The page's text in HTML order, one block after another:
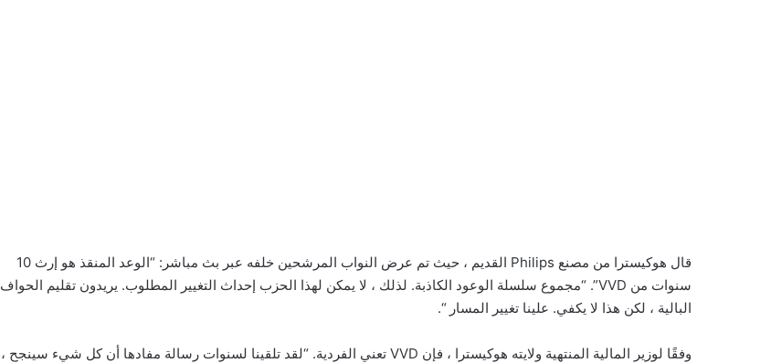
قال هوكيسترا من مصنع Philips القديم ، حيث تم عرض النواب المرشحين خلفه عبر بث مباشر: “الوعد المنقذ هو إرث 10
سنوات من VVD”. “مجموع سلسلة الوعود الكاذبة. لذلك ، لا يمكن لهذا الحزب إحداث التغيير المطلوب. يريدون تقليم الحواف
البالية ، لكن هذا لا يكفي. علينا تغيير المسار “.
وفقًا لوزير المالية المنتهية ولايته هوكيسترا ، فإن VVD تعني الفردية. “لقد تلقينا لسنوات رسالة مفادها أن كل شيء سينجح ،